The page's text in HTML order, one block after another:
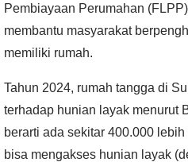
Pembiayaan Perumahan
membantu masyarakat
memiliki rumah.
Tahun 2024, rumah tangga di
terhadap hunian layak menurut
berarti ada sekitar 400.000
bisa mengakses hunian layak